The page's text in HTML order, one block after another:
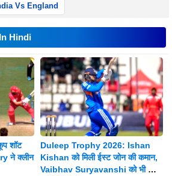
Vs England
Hindi
शॉट
ने क्लीन
Duleep Trophy 2026: Ishan
Kishan को मिली ईस्ट जोन की कमान,
Vaibhav Suryavanshi को भी मिली